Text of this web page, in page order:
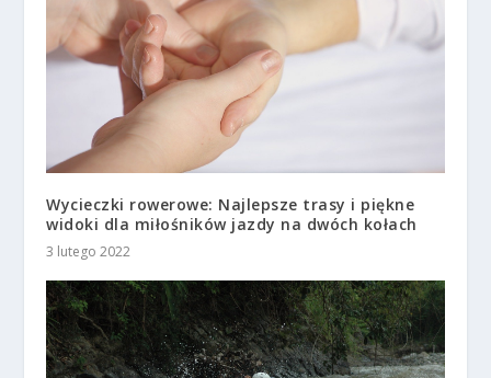
Wycieczki rowerowe: Najlepsze trasy i piękne
widoki dla miłośników jazdy na dwóch kołach
3 lutego 2022